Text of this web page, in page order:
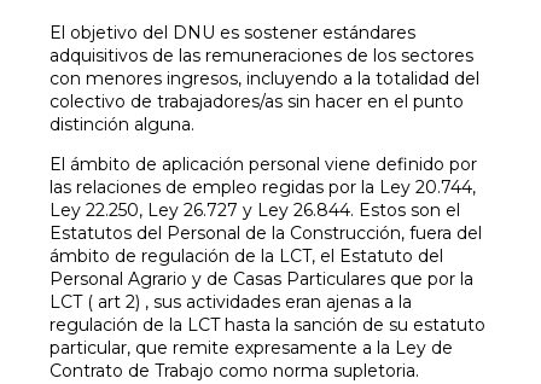
El objetivo del DNU es sostener estándares
adquisitivos de las remuneraciones de los sectores
con menores ingresos, incluyendo a la totalidad del
colectivo de trabajadores/as sin hacer en el punto
distinción alguna.
El ámbito de aplicación personal viene definido por
las relaciones de empleo regidas por la Ley 20.744,
Ley 22.250, Ley 26.727 y Ley 26.844. Estos son el
Estatutos del Personal de la Construcción, fuera del
ámbito de regulación de la LCT, el Estatuto del
Personal Agrario y de Casas Particulares que por la
LCT ( art 2) , sus actividades eran ajenas a la
regulación de la LCT hasta la sanción de su estatuto
particular, que remite expresamente a la Ley de
Contrato de Trabajo como norma supletoria.